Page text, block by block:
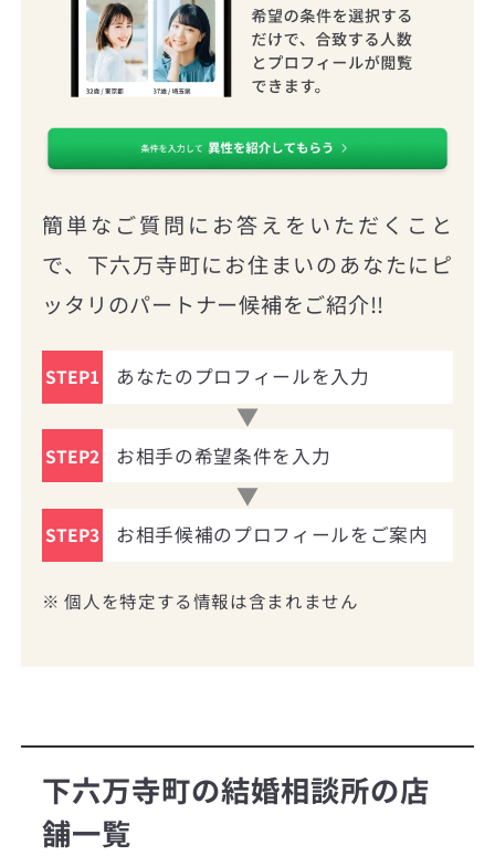
簡単なご質問にお答えをいただくこと
で、下六万寺町にお住まいのあなたにピ
ッタリのパートナー候補をご紹介!!
STEP1 あなたのプロフィールを入力
STEP2 お相手の希望条件を入力
STEP3 お相手候補のプロフィールをご案内
※ 個人を特定する情報は含まれません
下六万寺町の結婚相談所の店
舗一覧